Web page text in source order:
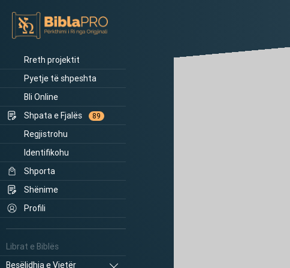
Rreth projektit
Pyetje të shpeshta
Bli Online
Shpata e Fjalës
89
Regjistrohu
Identifikohu
Shporta
Shënime
Profili
Librat e Biblës
Besëlidhja e Vjetër